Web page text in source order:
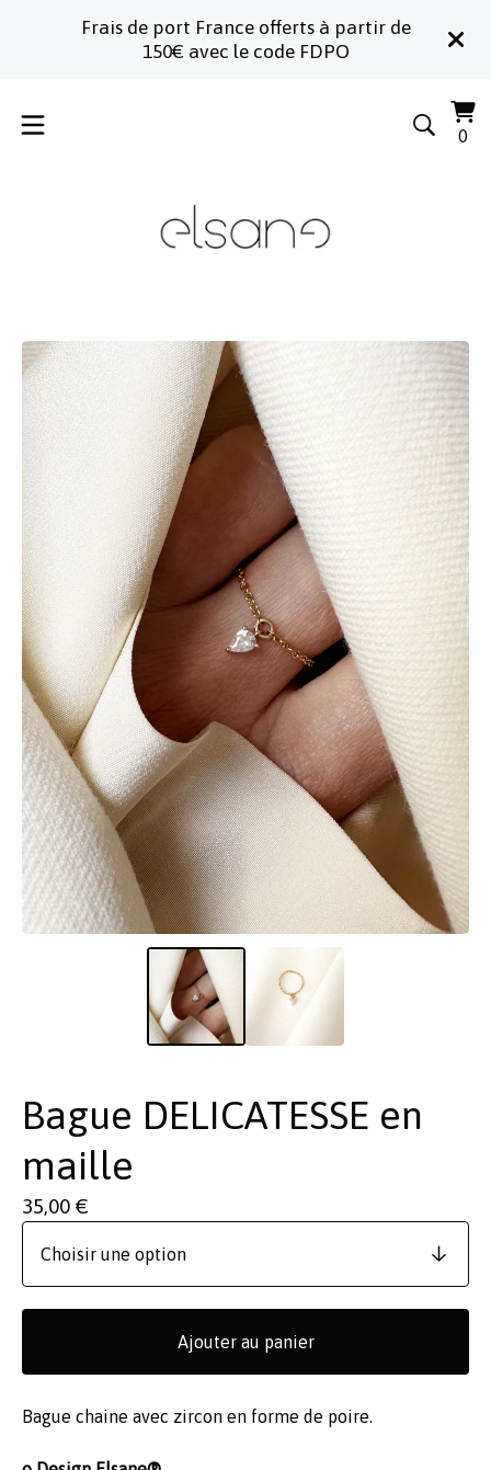
Frais de port France offerts à partir de
150€ avec le code FDPO
0
Bague DELICATESSE en
maille
35,00 €
Ajouter au panier
Bague chaine avec zircon en forme de poire.